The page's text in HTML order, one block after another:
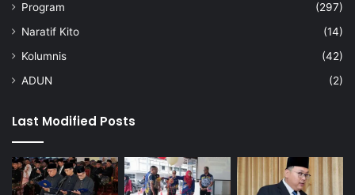
Program
(297)
Naratif Kito
(14)
Kolumnis
(42)
ADUN
(2)
Last Modified Posts